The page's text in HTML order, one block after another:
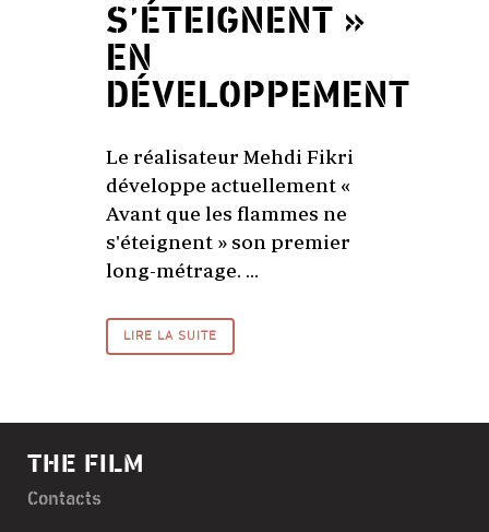
S’ÉTEIGNENT »
EN
DÉVELOPPEMENT
Le réalisateur Mehdi Fikri
développe actuellement «
Avant que les flammes ne
s'éteignent » son premier
long-métrage. ...
LIRE LA SUITE
THE FILM
Contacts